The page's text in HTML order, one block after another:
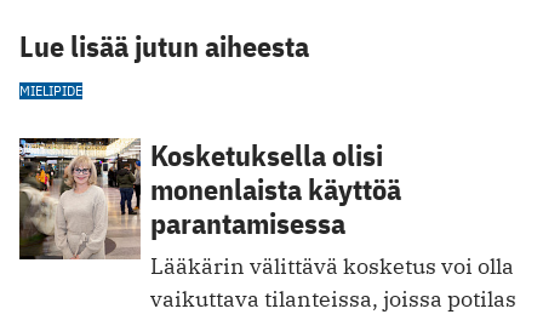
Lue lisää jutun aiheesta
MIELIPIDE
Kosketuksella olisi
monenlaista käyttöä
parantamisessa
Lääkärin välittävä kosketus voi olla
vaikuttava tilanteissa, joissa potilas